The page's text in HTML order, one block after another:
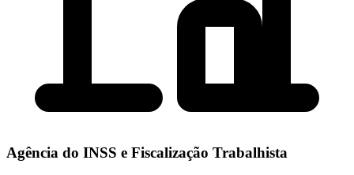
Agência do INSS e Fiscalização Trabalhista